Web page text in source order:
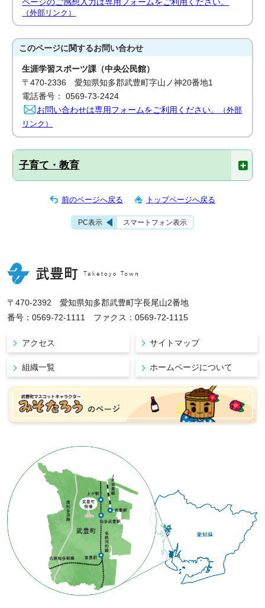
（外部リンク）
このページに関するお問い合わせ
生涯学習スポーツ課（中央公民館）
〒470-2336 愛知県知多郡武豊町字山ノ神20番地1
電話番号： 0569-73-2424
お問い合わせは専用フォームをご利用ください。
（外部
リンク）
子育て・教育
前のページへ戻る トップページへ戻る
PC表示 スマートフォン表示
〒470-2392 愛知県知多郡武豊町字長尾山2番地
番号：0569-72-1111 ファクス：0569-72-1115
アクセス サイトマップ
組織一覧 ホームページについて